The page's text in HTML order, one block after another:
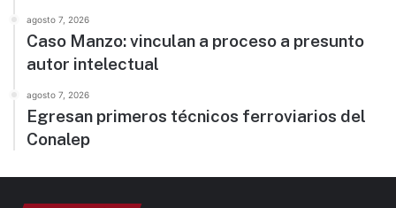
agosto 7, 2026
Caso Manzo: vinculan a proceso a presunto
autor intelectual
agosto 7, 2026
Egresan primeros técnicos ferroviarios del
Conalep